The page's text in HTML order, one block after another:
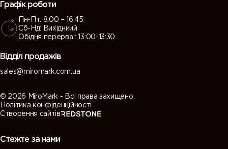
Графік роботи
Пн-Пт: 8:00 – 16:45
Сб-Нд: Вихідниий
Обідня перерва : 13:00-13:30
Відділ продажів
sales@miromark.com.ua
© 2026 MiroMark - Всі права захищено
Політика конфіденційності
Створення сайтів
Стежте за нами